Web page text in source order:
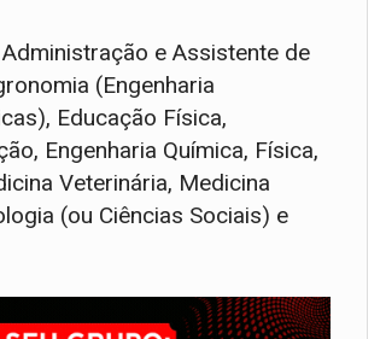
e Assistente de
(Engenharia
Educação Física,
Engenharia Química, Física,
Veterinária, Medicina
(ou Ciências Sociais) e